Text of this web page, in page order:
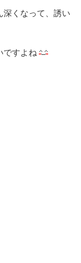
深くなって、誘い
ですよね